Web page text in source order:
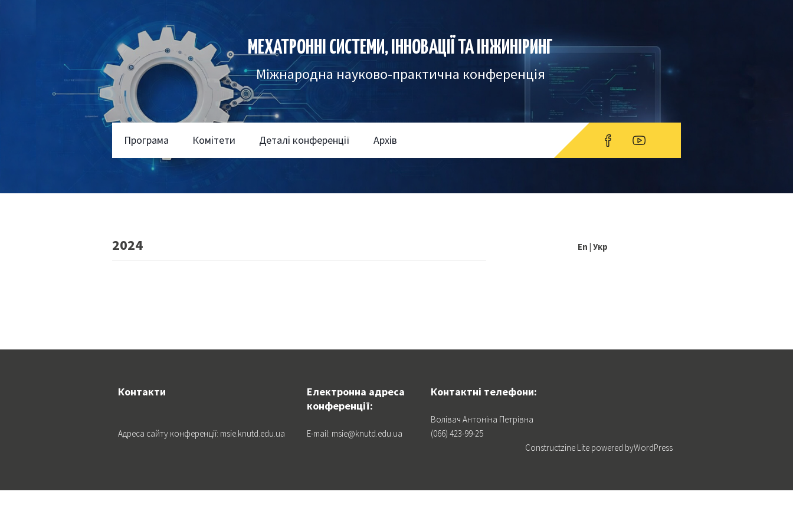
МЕХАТРОННІ СИСТЕМИ, ІННОВАЦІЇ ТА ІНЖИНІРИНГ
Міжнародна науково-практична конференція
Програма Комітети Деталі конференції Архів
2024 En | Укр
Контакти
Адреса сайту конференції: msie.knutd.edu.ua
Електронна адреса
конференції:
E-mail: msie@knutd.edu.ua
Контактні телефони:
Волівач Антоніна Петрівна
(066) 423-99-25
Constructzine Lite powered byWordPress